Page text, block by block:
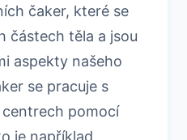
čaker, které se
částech těla a jsou
aspekty našeho
se pracuje s
pomocí
je například